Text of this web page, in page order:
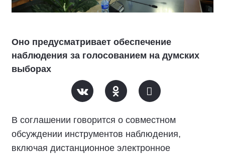
Оно предусматривает обеспечение
наблюдения за голосованием на думских
выборах
В соглашении говорится о совместном
обсуждении инструментов наблюдения,
включая дистанционное электронное